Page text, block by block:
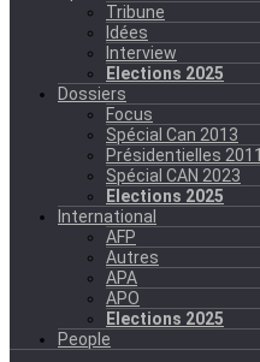
Tribune
Idées
Interview
Elections 2025
Dossiers
Focus
Spécial Can 2013
Présidentielles 2011
Spécial CAN 2023
Elections 2025
International
AFP
Autres
APA
APO
Elections 2025
People